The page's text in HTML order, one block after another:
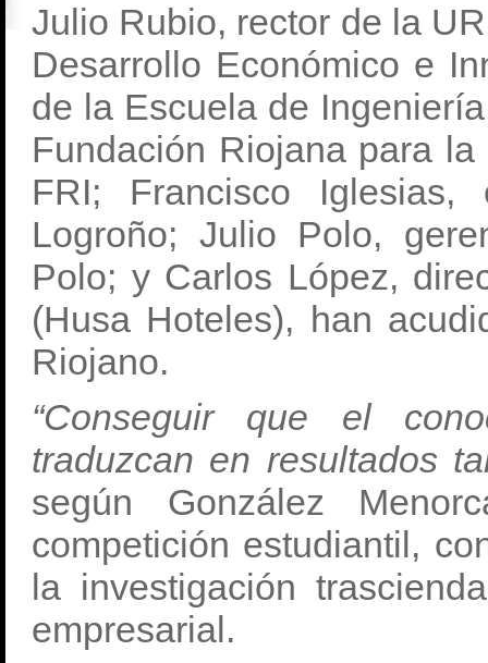
Julio Rubio, rector de la
Desarrollo Económico e
de la Escuela de
Fundación Riojana para
FRI; Francisco Iglesias,
Logroño; Julio Polo,
Polo; y Carlos López,
(Husa Hoteles), han
Riojano.
“Conseguir que el
traduzcan en resultados
según González
competición estudiantil,
la investigación
empresarial.